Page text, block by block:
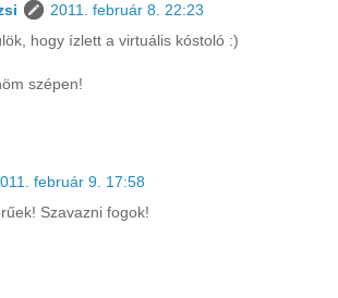
2011. február 8. 22:23
hogy ízlett a virtuális kóstoló :)
szépen!
február 9. 17:58
Szavazni fogok!